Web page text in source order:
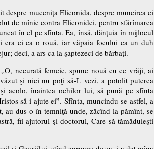
muceniţa Eliconida, despre muncirea ei
de mînie contra Eliconidei, pentru sfărîmarea
în el pe sfînta. Ea, însă, dănţuia în mijlocul
ei ca o rouă, iar văpaia focului ca un duh
deci, a ars ca la şaptezeci de bărbaţi.
necurată femeie, spune nouă cu ce vrăji, ai
şi nici nu poţi să-L vezi, a potolit puterea
acolo, înaintea ochilor lui, să pună pe sfînta
să-i ajute ei”. Sfînta, muncindu-se astfel, a
dus-o în temniţă unde, zăcînd la pămînt, se
fii ajutorul şi doctorul, Care să tămăduieşti